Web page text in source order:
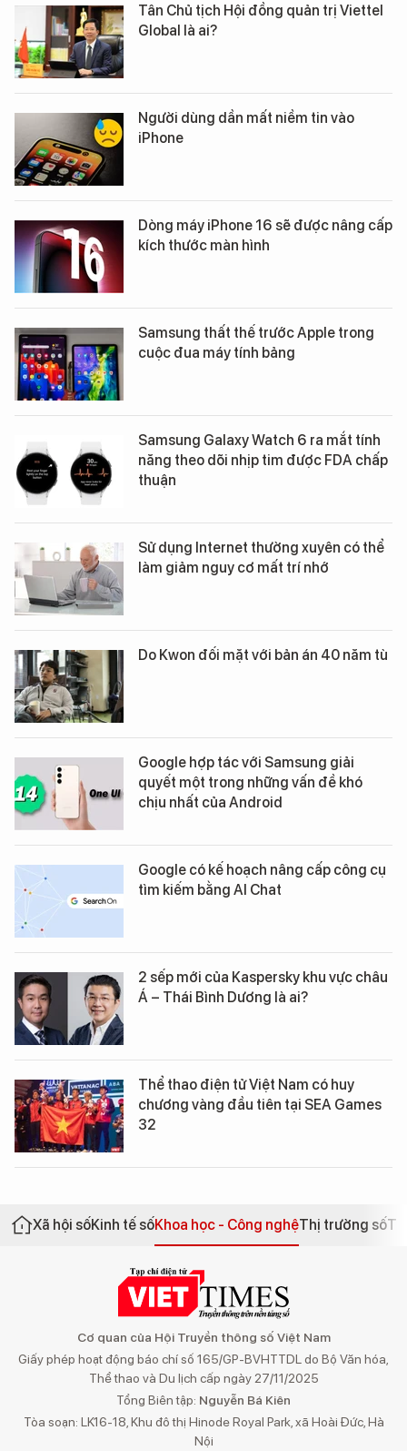
Tân Chủ tịch Hội đồng quản trị Viettel
Global là ai?
Người dùng dần mất niềm tin vào
iPhone
Dòng máy iPhone 16 sẽ được nâng cấp
kích thước màn hình
Samsung thất thế trước Apple trong
cuộc đua máy tính bảng
Samsung Galaxy Watch 6 ra mắt tính
năng theo dõi nhịp tim được FDA chấp
thuận
Sử dụng Internet thường xuyên có thể
làm giảm nguy cơ mất trí nhớ
Do Kwon đối mặt với bản án 40 năm tù
Google hợp tác với Samsung giải
quyết một trong những vấn đề khó
chịu nhất của Android
Google có kế hoạch nâng cấp công cụ
tìm kiếm bằng AI Chat
2 sếp mới của Kaspersky khu vực châu
Á – Thái Bình Dương là ai?
Thể thao điện tử Việt Nam có huy
chương vàng đầu tiên tại SEA Games
32
Xã hội sốKinh tế sốKhoa học - Công nghệThị trường số
Cơ quan của Hội Truyền thông số Việt Nam
Giấy phép hoạt động báo chí số 165/GP-BVHTTDL do Bộ Văn hóa,
Thể thao và Du lịch cấp ngày 27/11/2025
Tổng Biên tập: Nguyễn Bá Kiên
Tòa soạn: LK16-18, Khu đô thị Hinode Royal Park, xã Hoài Đức, Hà
Nội